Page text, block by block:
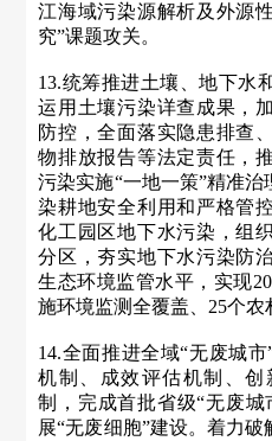
江海域污染源解析及外源
究”课题攻关。
13.统筹推进土壤、地下水
运用土壤污染详查成果，
防控，全面落实隐患排查
物排放报告等法定责任，
污染实施“一地一策”精准
染耕地安全利用和严格管
化工园区地下水污染，组
分区，夯实地下水污染防
生态环境监管水平，实现
施环境监测全覆盖、25个农
14.全面推进全域“无废城
机制、成效评估机制、
制，完成首批省级“无废
展“无废细胞”建设。着力